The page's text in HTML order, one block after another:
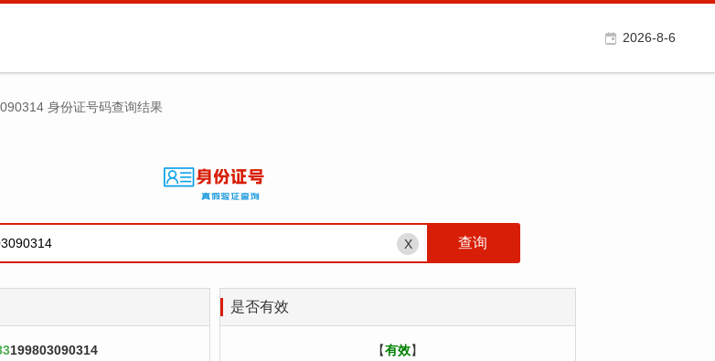
2026-8-6
身份证号码查询结果
X
199803090314
是否有效
【有效】